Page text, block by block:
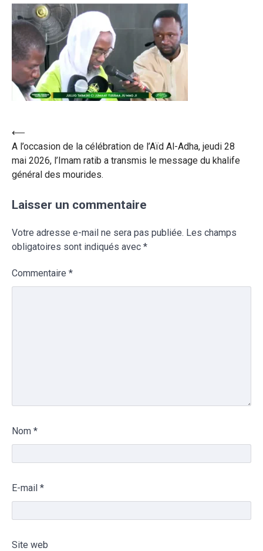
⟵
A l’occasion de la célébration de l’Aïd Al-Adha, jeudi 28
mai 2026, l’Imam ratib a transmis le message du khalife
général des mourides.
Laisser un commentaire
Votre adresse e-mail ne sera pas publiée. Les champs
obligatoires sont indiqués avec *
Commentaire *
Nom *
E-mail *
Site web